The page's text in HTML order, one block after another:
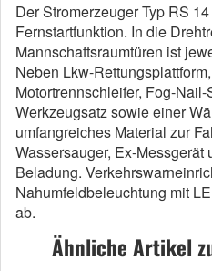
Der Stromerzeuger Typ RS
Fernstartfunktion. In die
Mannschaftsraumtüren ist
Neben Lkw-
Motortrennschleifer, Fog-
Werkzeugsatz sowie einer
umfangreiches Material zur
Wassersauger, Ex-Messgerät
Beladung.
Nahumfeldbeleuchtung mit
ab.
Ähnliche Artikel